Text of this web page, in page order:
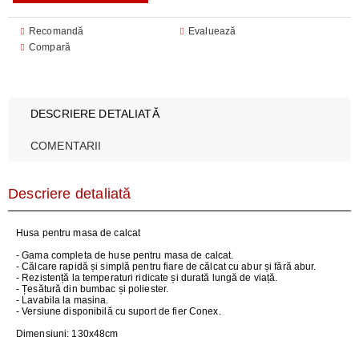
Recomandă
Evaluează
Compară
DESCRIERE DETALIATĂ
COMENTARII
Descriere detaliată
Husa pentru masa de calcat
- Gama completa de huse pentru masa de calcat.
- Călcare rapidă și simplă pentru fiare de călcat cu abur și fără abur.
- Rezistență la temperaturi ridicate și durată lungă de viață.
- Țesătură din bumbac și poliester.
- Lavabila la masina.
- Versiune disponibilă cu suport de fier Conex.
Dimensiuni: 130x48cm